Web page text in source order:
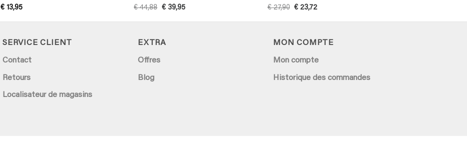
Rated
€ 13,95 Rated4.75
€44,88 Original
was:
€39,95Current
is:
Rated4.75
€27,90 Original
was:
€23,72Current
is:
SERVICE CLIENT
Contact
Retours
Localisateur de magasins
EXTRA
Offres
Blog
MON COMPTE
Mon compte
Historique des commandes